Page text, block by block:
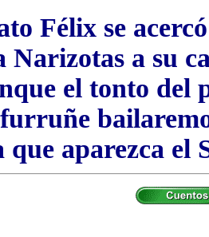
Félix se
Narizotas a su
el tonto del
que aparezca el